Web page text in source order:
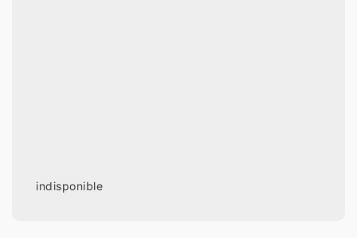
indisponible